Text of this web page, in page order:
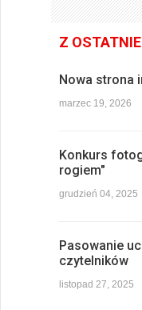
Z
Nowa strona
marzec 19, 2026
Konkurs
rogiem"
grudzień 04, 2025
Pasowanie
czytelników
listopad 27, 2025